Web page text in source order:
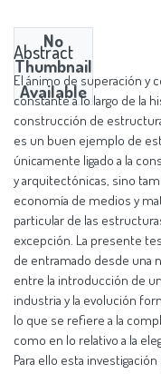
No
Thumbnail
Available
Abstract
El ánimo de superación y
constante a lo largo de la
construcción de
es un buen ejemplo de
únicamente ligado a la
y arquitectónicas, sino
economía de medios y
particular de las
excepción. La presente
de entramado desde una
entre la introducción de
industria y la evolución
lo que se refiere a la
como en lo relativo a la
Para ello esta